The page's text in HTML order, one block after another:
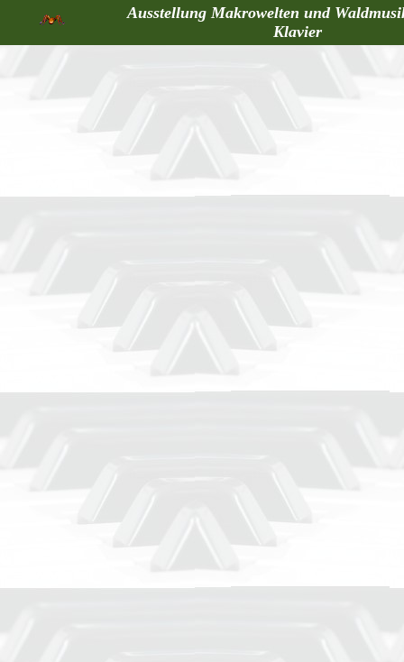
Ausstellung Makrowelten und
Klavier